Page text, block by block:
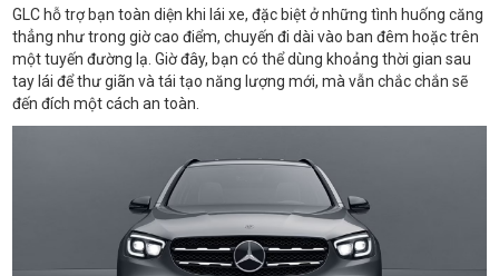
GLC hỗ trợ bạn toàn diện khi lái xe, đặc biệt ở những tình huống căng
thẳng như trong giờ cao điểm, chuyến đi dài vào ban đêm hoặc trên
một tuyến đường lạ. Giờ đây, bạn có thể dùng khoảng thời gian sau
tay lái để thư giãn và tái tạo năng lượng mới, mà vẫn chắc chắn sẽ
đến đích một cách an toàn.